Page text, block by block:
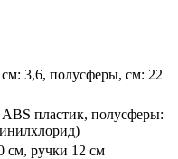
3,6, полусферы, см: 22
пластик, полусферы:
см, ручки 12 см